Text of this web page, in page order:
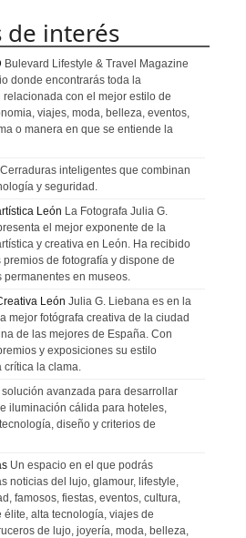
de interés
Bulevard Lifestyle & Travel Magazine
donde encontrarás toda la
relacionada con el mejor estilo de
viajes, moda, belleza, eventos,
o manera en que se entiende la
Cerraduras inteligentes que combinan
y seguridad.
León La Fotografa Julia G.
el mejor exponente de la
y creativa en León. Ha recibido
premios de fotografía y dispone de
permanentes en museos.
León Julia G. Liebana es en la
mejor fotógrafa creativa de la ciudad
de las mejores de España. Con
y exposiciones su estilo
crítica la clama.
solución avanzada para desarrollar
iluminación cálida para hoteles,
diseño y criterios de
Un espacio en el que podrás
noticias del lujo, glamour, lifestyle,
famosos, fiestas, eventos, cultura,
élite, alta tecnología, viajes de
de lujo, joyería, moda, belleza,